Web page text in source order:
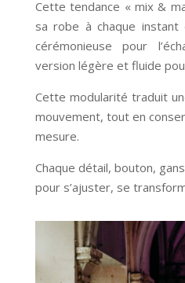
Cette tendance « mix &
sa robe à chaque instant
cérémonieuse pour
version légère et fluide
Cette modularité traduit
mouvement, tout en
mesure.
Chaque détail, bouton,
pour s’ajuster, se